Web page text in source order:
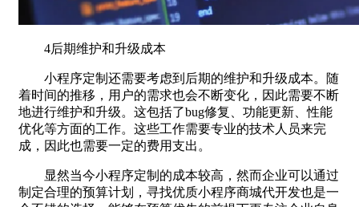
4后期维护和升级成本
小程序定制还需要考虑到后期的维护和升级成本。随
着时间的推移，用户的需求也会不断变化，因此需要不断
地进行维护和升级。这包括了bug修复、功能更新、性能
优化等方面的工作。这些工作需要专业的技术人员来完
成，因此也需要一定的费用支出。
显然当今小程序定制的成本较高，然而企业可以通过
制定合理的预算计划，寻找优质小程序商城代开发也是一